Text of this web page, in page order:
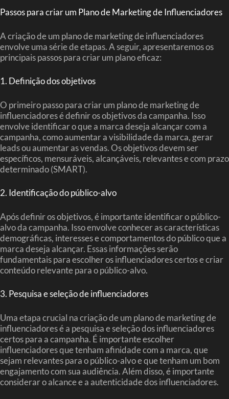
Passos para criar um Plano de Marketing de Influenciadores
A criação de um plano de marketing de influenciadores
envolve uma série de etapas. A seguir, apresentaremos os
principais passos para criar um plano eficaz:
1. Definição dos objetivos
O primeiro passo para criar um plano de marketing de
influenciadores é definir os objetivos da campanha. Isso
envolve identificar o que a marca deseja alcançar com a
campanha, como aumentar a visibilidade da marca, gerar
leads ou aumentar as vendas. Os objetivos devem ser
específicos, mensuráveis, alcançáveis, relevantes e com prazo
determinado (SMART).
2. Identificação do público-alvo
Após definir os objetivos, é importante identificar o público-
alvo da campanha. Isso envolve conhecer as características
demográficas, interesses e comportamentos do público que a
marca deseja alcançar. Essas informações serão
fundamentais para escolher os influenciadores certos e criar
conteúdo relevante para o público-alvo.
3. Pesquisa e seleção de influenciadores
Uma etapa crucial na criação de um plano de marketing de
influenciadores é a pesquisa e seleção dos influenciadores
certos para a campanha. É importante escolher
influenciadores que tenham afinidade com a marca, que
sejam relevantes para o público-alvo e que tenham um bom
engajamento com sua audiência. Além disso, é importante
considerar o alcance e a autenticidade dos influenciadores.